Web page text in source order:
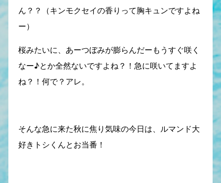
ん？？（キンモクセイの香りって胸キュンですよね
ー）
桜みたいに、あーつぼみが膨らんだーもうすぐ咲く
なー♪とか全然ないですよね？！急に咲いてますよ
ね？！何で？アレ。
そんな急に来た秋に焦り気味の今日は、ルマンド大
好きトシくんとお当番！